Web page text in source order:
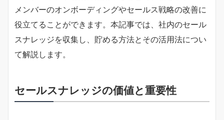
メンバーのオンボーディングやセールス戦略の改善に
役立てることができます。本記事では、社内のセール
スナレッジを収集し、貯める方法とその活用法につい
て解説します。
セールスナレッジの価値と重要性